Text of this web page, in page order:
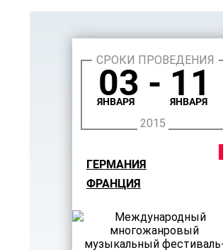
СРОКИ ПРОВЕДЕНИЯ
03 - 11
ЯНВАРЯ ЯНВАРЯ
2015
ГЕРМАНИЯ
ФРАНЦИЯ